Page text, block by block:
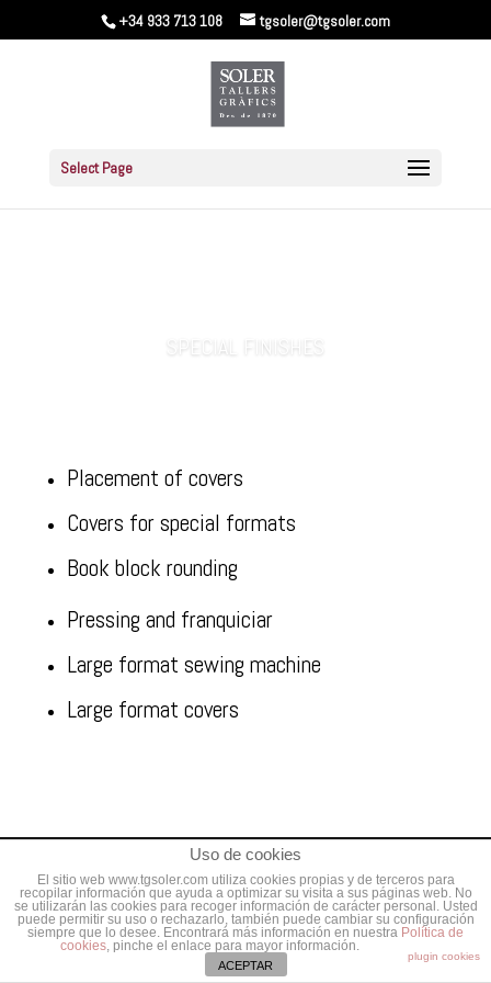
+34 933 713 108 tgsoler@tgsoler.com
Select Page
SPECIAL FINISHES
Placement of covers
Covers for special formats
Book block rounding
Pressing and franquiciar
Large format sewing machine
Large format covers
© Talleres gráficos Soler 2016 -Aviso legal-Política de
privacidad-
Uso de cookies
El sitio web www.tgsoler.com utiliza cookies propias y de terceros para
recopilar información que ayuda a optimizar su visita a sus páginas web. No
se utilizarán las cookies para recoger información de carácter personal. Usted
puede permitir su uso o rechazarlo, también puede cambiar su configuración
siempre que lo desee. Encontrará más información en nuestra Política de
cookies, pinche el enlace para mayor información.
plugin cookies
ACEPTAR